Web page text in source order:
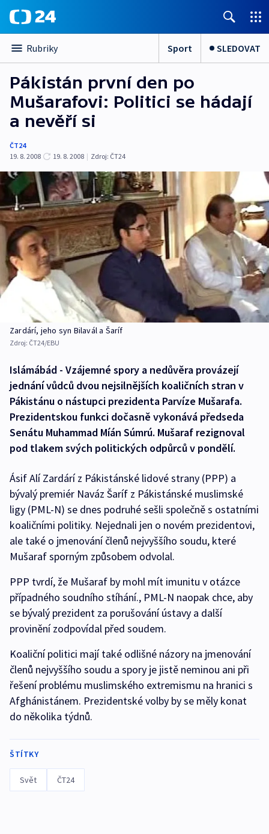
Rubriky Sport SLEDOVAT
Pákistán první den po
Mušarafovi: Politici se hádají
a nevěří si
ČT24
19. 8. 2008
19. 8. 2008 | Zdroj: ČT24
Zardárí, jeho syn Bilavál a Šaríf
Zdroj: ČT24/EBU
Islámábád - Vzájemné spory a nedůvěra provázejí
jednání vůdců dvou nejsilnějších koaličních stran v
Pákistánu o nástupci prezidenta Parvíze Mušarafa.
Prezidentskou funkci dočasně vykonává předseda
Senátu Muhammad Míán Súmrú. Mušaraf rezignoval
pod tlakem svých politických odpůrců v pondělí.
Ásif Alí Zardárí z Pákistánské lidové strany (PPP) a
bývalý premiér Naváz Šaríf z Pákistánské muslimské
ligy (PML-N) se dnes podruhé sešli společně s ostatními
koaličními politiky. Nejednali jen o novém prezidentovi,
ale také o jmenování členů nejvyššího soudu, které
Mušaraf sporným způsobem odvolal.
PPP tvrdí, že Mušaraf by mohl mít imunitu v otázce
případného soudního stíhání., PML-N naopak chce, aby
se bývalý prezident za porušování ústavy a další
provinění zodpovídal před soudem.
Koaliční politici mají také odlišné názory na jmenování
členů nejvyššího soudu a spory je jistě neminou ani při
řešení problému muslimského extremismu na hranici s
Afghánistánem. Prezidentské volby by se měly konat
do několika týdnů.
ŠTÍTKY
Svět ČT24